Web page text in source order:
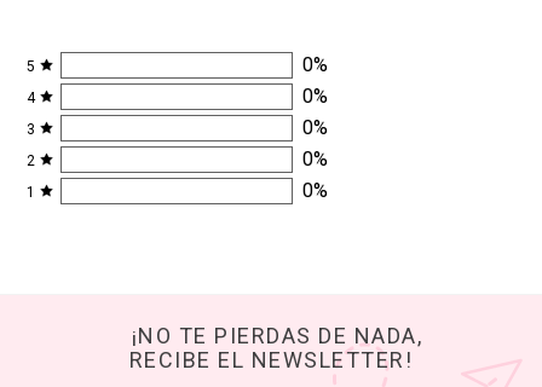
5 0%
4 0%
3 0%
2 0%
1 0%
¡NO TE PIERDAS DE NADA,
RECIBE EL NEWSLETTER!